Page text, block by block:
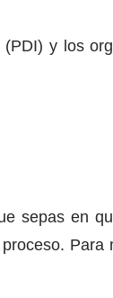
y los
sepas en
Para